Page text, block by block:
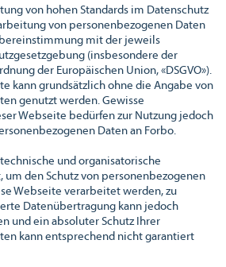
von hohen Standards im Datenschutz
von personenbezogenen Daten
mit der jeweils
(insbesondere der
der Europäischen Union, «DSGVO»).
kann grundsätzlich ohne die Angabe von
genutzt werden. Gewisse
Webseite bedürfen zur Nutzung jedoch
Daten an Forbo.
und organisatorische
um den Schutz von personenbezogenen
Webseite verarbeitet werden, zu
Datenübertragung kann jedoch
und ein absoluter Schutz Ihrer
kann entsprechend nicht garantiert